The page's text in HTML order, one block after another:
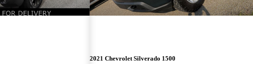
2021 Chevrolet Silverado 1500